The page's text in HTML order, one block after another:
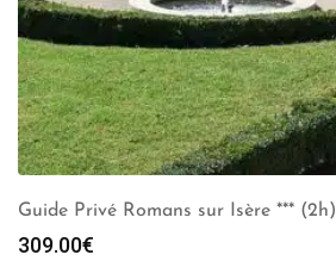
Guide Privé Romans sur Isère *** (2h)
309.00€